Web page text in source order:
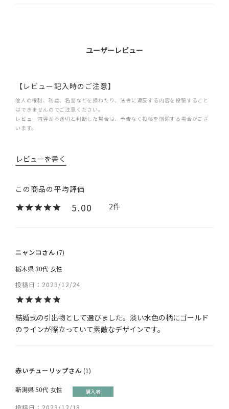
ユーザーレビュー
【レビュー記入時のご注意】
他人の権利、利益、名誉などを損ねたり、法令に違反する内容を投稿すること
はできませんのでご注意ください。
レビュー内容が不適切と判断した場合は、予告なく投稿を削除する場合がござ
います。
5.00 2
ニャンコ
7
栃木県30代 女性
投稿日
2023/12/24
結婚式の引出物として選びました。淡い水色の柄にゴールド
のラインが際立っていて素敵なデザインです。
赤いチューリップ 1
購入者
新潟県50代 女性
投稿日 2023/12/18
レビューを書く